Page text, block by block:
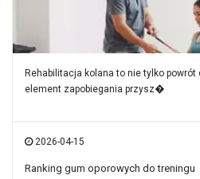
Rehabilitacja kolana to nie tylko
element zapobiegania przysz�
2026-04-15
Ranking gum oporowych do treningu